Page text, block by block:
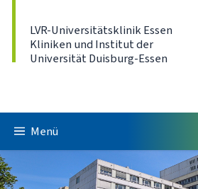
LVR-Universitätsklinik Essen
Kliniken und Institut der
Universität Duisburg-Essen
Menü